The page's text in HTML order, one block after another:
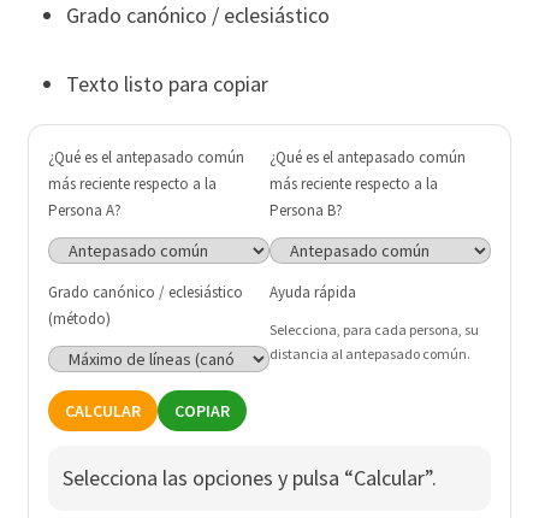
Grado canónico / eclesiástico
Texto listo para copiar
¿Qué es el antepasado común
más reciente respecto a la
Persona A?
¿Qué es el antepasado común
más reciente respecto a la
Persona B?
Grado canónico / eclesiástico
(método)
Ayuda rápida
Selecciona, para cada persona, su
distancia al antepasado común.
CALCULAR COPIAR
Selecciona las opciones y pulsa “Calcular”.